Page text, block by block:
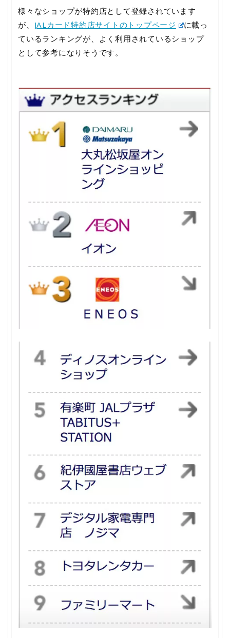
様々なショップが特約店として登録されています
が、 JALカード特約店サイトのトップページ
に載っ
ているランキングが、よく利用されているショップ
として参考になりそうです。